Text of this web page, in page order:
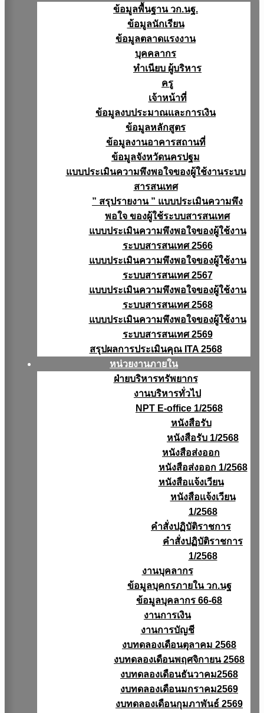
ข้อมูลพื้นฐาน วก.นฐ.
ข้อมูลนักเรียน
ข้อมูลตลาดแรงงาน
บุคคลากร
ทำเนียบ ผู้บริหาร
ครู
เจ้าหน้าที่
ข้อมูลงบประมาณเเละการเงิน
ข้อมูลหลักสูตร
ข้อมูลงานอาคารสถานที่
ข้อมูลจังหวัดนครปฐม
แบบประเมินความพึงพอใจของผู้ใช้งานระบบ
สารสนเทศ
” สรุปรายงาน ” แบบประเมินความพึง
พอใจ ของผู้ใช้ระบบสารสนเทศ
แบบประเมินความพึงพอใจของผู้ใช้งาน
ระบบสารสนเทศ 2566
แบบประเมินความพึงพอใจของผู้ใช้งาน
ระบบสารสนเทศ 2567
แบบประเมินความพึงพอใจของผู้ใช้งาน
ระบบสารสนเทศ 2568
แบบประเมินความพึงพอใจของผู้ใช้งาน
ระบบสารสนเทศ 2569
สรุปผลการประเมินคุณ ITA 2568
หน่วยงานภายใน
ฝ่ายบริหารทรัพยากร
งานบริหารทั่วไป
NPT E-office 1/2568
หนังสือรับ
หนังสือรับ 1/2568
หนังสือส่งออก
หนังสือส่งออก 1/2568
หนังสือแจ้งเวียน
หนังสือเเจ้งเวียน
1/2568
คำสั่งปฏิบัติราชการ
คำสั่งปฏิบัติราชการ
1/2568
งานบุคลากร
ข้อมูลบุคกรภายใน วก.นฐ
ข้อมูลบุคลากร 66-68
งานการเงิน
งานการบัญชี
งบทดลองเดือนตุลาคม 2568
งบทดลองเดือนพฤศจิกายน 2568
งบทดลองเดือนธันวาคม2568
งบทดลองเดือนมกราคม2569
งบทดลองเดือนกุมภาพันธ์ 2569